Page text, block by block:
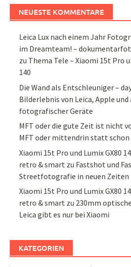
NEUESTE KOMMENTARE
Leica Lux nach einem Jahr
im Dreamteam! –
zu Thema Tele – Xiaomi 15t Pro
140
Die Wand als Entschleuniger –
Bilderlebnis von Leica, Apple
fotografischer Geräte
MFT oder die gute Zeit ist nicht
MFT oder mittendrin statt schon
Xiaomi 15t Pro und Lumix GX80
retro & smart zu Fastshot und
Streetfotografie in neuen Zeiten
Xiaomi 15t Pro und Lumix GX80
retro & smart zu 230mm
Leica gibt es nur bei Xiaomi
KATEGORIEN